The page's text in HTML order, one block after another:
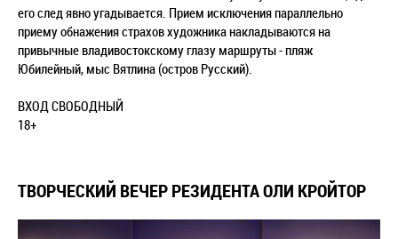
его след явно угадывается. Прием исключения параллельно
приему обнажения страхов художника накладываются на
привычные владивостокскому глазу маршруты - пляж
Юбилейный, мыс Вятлина (остров Русский).
ВХОД СВОБОДНЫЙ
18+
ТВОРЧЕСКИЙ ВЕЧЕР РЕЗИДЕНТА ОЛИ КРОЙТОР